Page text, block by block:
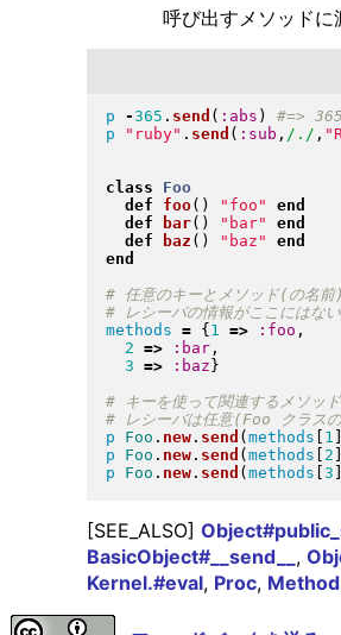
呼び出すメソッドに
p -365 . send ( :abs )
p
" ruby" . send ( :sub , /./ , "
class
Foo
def
foo( ) " foo "
end
def
bar( ) " bar"
end
def
baz ( ) " baz "
end
end
methods = { 1 => :foo ,
2 => :bar,
3 => :baz }
p
Foo . new. send ( methods 1
p
Foo . new. send ( methods 2
p
Foo . new. send ( methods 3
[SEE_ALSO]
BasicObject#__send__ ,
Kernel.#eval, Proc, Method